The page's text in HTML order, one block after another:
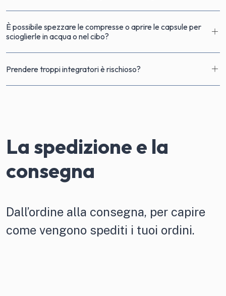
È possibile spezzare le compresse o aprire le capsule per
scioglierle in acqua o nel cibo?
Prendere troppi integratori è rischioso?
La spedizione e la
consegna
Dall’ordine alla consegna, per capire
come vengono spediti i tuoi ordini.